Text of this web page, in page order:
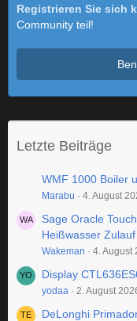
Registrieren Sie sich
Community teil!
Letzte Beiträge
WMF 1000 Boiler
Marabu 4. August
Sage Oracle
Heißwasser Zulauf
Wakeman 4. August
Display
yodaa 2. August
DeLonghi